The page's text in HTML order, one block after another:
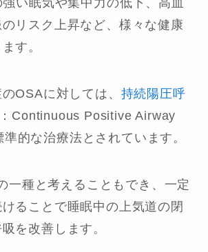
リスク上昇など、様々な健康
す。
OSAに対しては、 持続陽圧呼
：Continuous Positive Airway
的な治療法とされています。
一種と考えることもでき、一定
ることで睡眠中の上気道の閉
を改善します。